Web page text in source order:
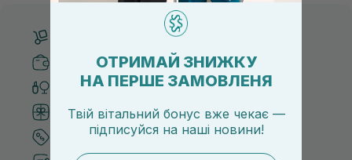
Безкоштовна доставка від 3000 UAH
Безпечні способи оплати
Тільки оригінальна косметика
Система бонусів та лояльності
Кращі ціни та топ товари
ОТРИМАЙ ЗНИЖКУ
НА ПЕРШЕ ЗАМОВЛЕНЯ
Твій вітальний бонус вже чекає —
підписуйся на наші новини!